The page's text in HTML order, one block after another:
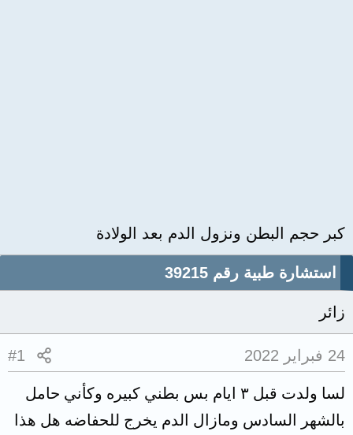
كبر حجم البطن ونزول الدم بعد الولادة
استشارة طبية رقم 39215
زائر
24 فبراير 2022 #1
لسا ولدت قبل ٣ ايام بس بطني كبيره وكأني حامل
بالشهر السادس ومازال الدم يخرج للحفاضه هل هذا